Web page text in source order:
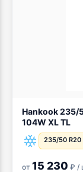
Hankook 235/50 R20 Winter i*cept Evo 4 SUV
104W XL TL
235/50 R20
от 15 230 ₽ /